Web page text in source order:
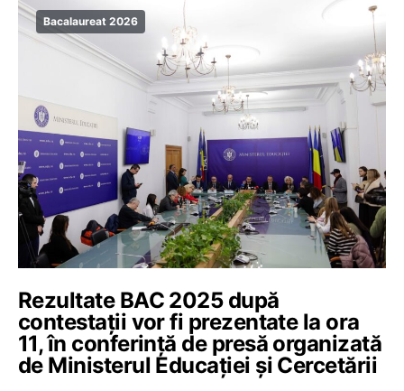
Bacalaureat 2026
Rezultate BAC 2025 după
contestații vor fi prezentate la ora
11, în conferință de presă organizată
de Ministerul Educației și Cercetării